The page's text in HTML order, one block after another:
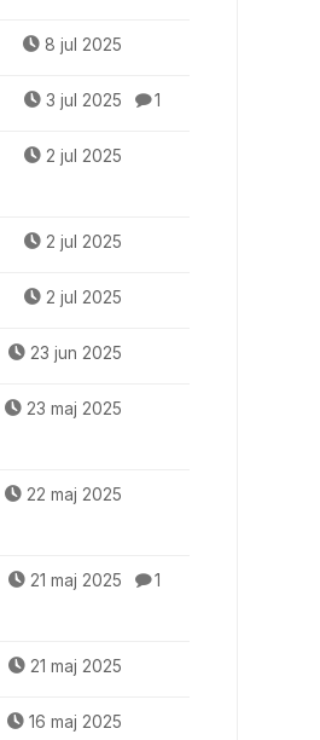
8 jul 2025
3 jul 2025 1
2 jul 2025
2 jul 2025
2 jul 2025
23 jun 2025
23 maj 2025
22 maj 2025
21 maj 2025 1
21 maj 2025
16 maj 2025